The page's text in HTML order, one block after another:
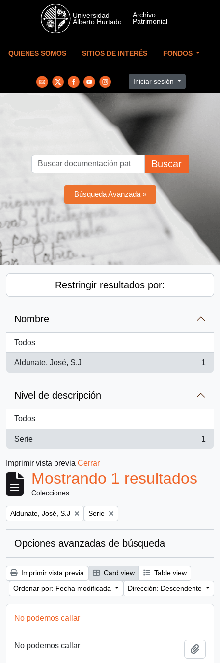
Skip to main content
QUIENES SOMOS SITIOS DE INTERÉS FONDOS
Iniciar sesión
Buscar
Búsqueda Avanzada »
Restringir resultados por:
Nombre
Todos
Aldunate, José, S.J
, 1 resultados
1
Nivel de descripción
Todos
Serie
, 1 resultados
1
Imprimir vista previa Cerrar
Mostrando 1 resultados
Colecciones
Remove filter:
Aldunate, José, S.J Remove filter:
Serie
Opciones avanzadas de búsqueda
Imprimir vista previa Card view
Table view
Ordenar por: Fecha modificada
Dirección: Descendente
No podemos callar
No podemos callar